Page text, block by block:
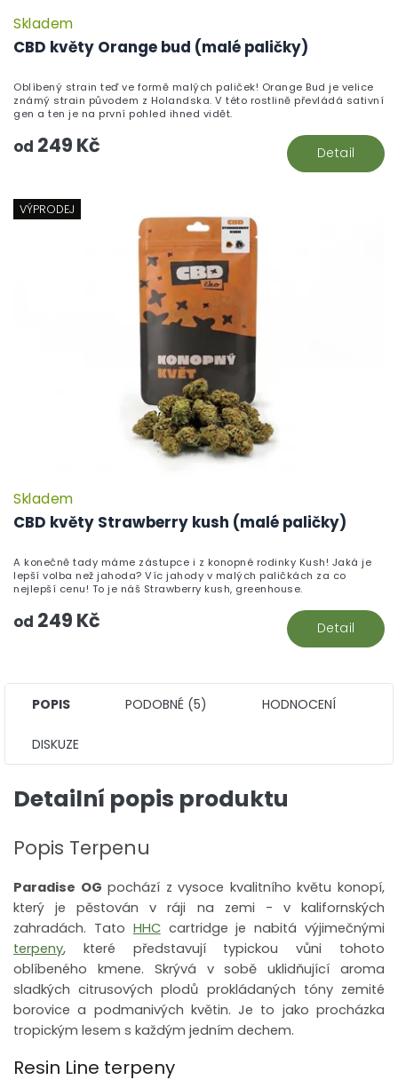
CBD květy Orange bud (malé paličky)
Skladem
od 249 Kč Detail
Oblíbený strain teď ve formě malých paliček! Orange Bud je velice
známý strain původem z Holandska. V této rostlině převládá sativní
gen a ten je na první pohled ihned vidět.
VÝPRODEJ
CBD květy Strawberry kush (malé paličky)
Skladem
od 249 Kč Detail
A konečně tady máme zástupce i z konopné rodinky Kush! Jaká je
lepší volba než jahoda? Víc jahody v malých paličkách za co
nejlepší cenu! To je náš Strawberry kush, greenhouse.
POPIS PODOBNÉ (5) HODNOCENÍ
DISKUZE
Detailní popis produktu
Popis Terpenu
Paradise OG pochází z vysoce kvalitního květu konopí,
který je pěstován v ráji na zemi - v kalifornských
zahradách. Tato HHCcartridge je nabitá výjimečnými
terpeny, které představují typickou vůni tohoto
oblíbeného kmene. Skrývá v sobě uklidňující aroma
sladkých citrusových plodů prokládaných tóny zemité
borovice a podmanivých květin. Je to jako procházka
tropickým lesem s každým jedním dechem.
Resin Line terpeny